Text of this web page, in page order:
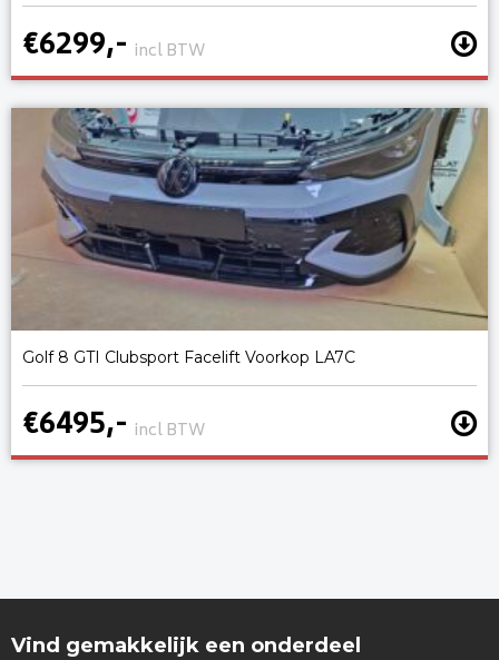
€6299,- incl BTW
Golf 8 GTI Clubsport Facelift Voorkop LA7C
€6495,- incl BTW
Vind gemakkelijk een onderdeel